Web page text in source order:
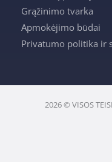
Grąžinimo tvarka
Apmokėjimo būdai
Privatumo politika ir
2026 © VISOS